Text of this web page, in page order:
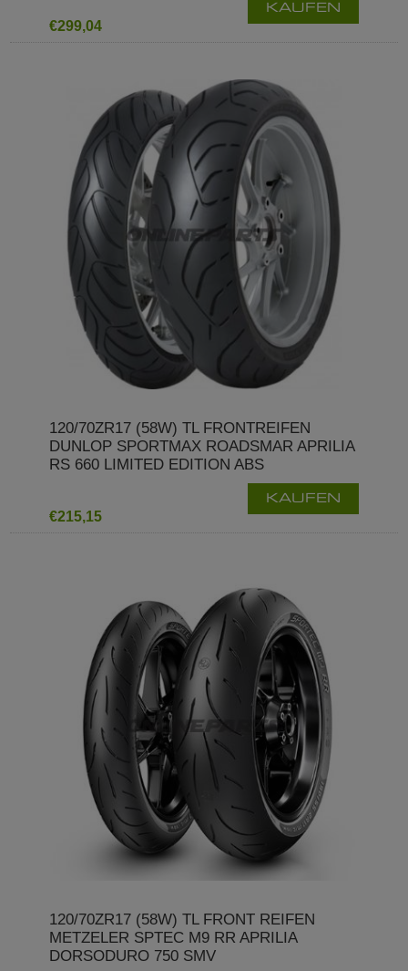
€299,04
KAUFEN
120/70ZR17 (58W) TL FRONTREIFEN
DUNLOP SPORTMAX ROADSMAR APRILIA
RS 660 LIMITED EDITION ABS
€215,15
KAUFEN
120/70ZR17 (58W) TL FRONT REIFEN
METZELER SPTEC M9 RR APRILIA
DORSODURO 750 SMV